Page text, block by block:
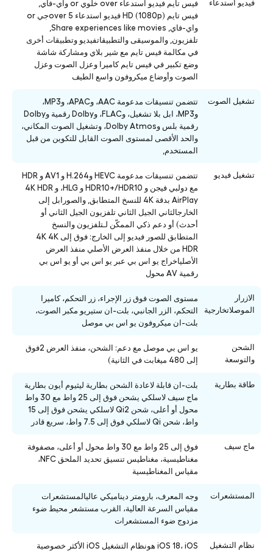
فيديو استدعاء
فيس تايم فيديو استدعاء over خلوي or واي-فاي,
فيس تايم HD (1080p) فيديو استدعاء over 5جي or
تلفزيون, والموسيقى والتطبيقاتفيديو وتطبيقات أخرى
في مكالمة فيس تايم مع شير بلاي ومشاركة شاشة
وضع تكبير في فيس تايم كاميرا وعزل الصوت وعزل
الصوت وأوضاع ميكروفون واسع الطيف
تشغيل الصوت
تتضمن تنسيقات مدعومة AAC، وAPAC، وMP3،
وMP3، ابل بلا تشغيل، وFLAC، وDolby رقمية وDolby
رقمية بلس وDolby Atmos، وتشغيل الصوت المكاني،
والحد الأقصى لمستوى الصوت القابل للتكوين من قبل
المستخدم,
تشغيل فيديو
تتضمن تنسيقات مدعومة HEVC وH.264 و AV1 و HDR
مع دولبي فيجن و HDR10+/HDR10 و HLG، و 4K HDR
AirPlay بدقة 4K للنسخ المتطابق, والصورابل إلى
الخارجالثاني الجيل الثاني تلفزيون الجيل الثاني أو
أحدث) أو دعم ذكي الممكّن لـتلفزيون والنسخ
المتطابق للصور فيديو إلى الخارج: فوق إلى 4K 4K
HDR من خلال منفذ العرض الأصلي منفذ العرض
الأصلياخراج يو اس بي عبر يو اس بي أو يو اس بي
رقمية AV محول
الازرار
الموصلاتخارجية
مستوى الصوت فوق زر الإجراء، زر التحكم، كاميرا
التحكم، الزر الجانبي، بلت-ان ستيريو مكبر الصوت،
بلت-ان ميكروفون يو اس بي موصل
الشحن
والتوسعة
يو اس بي موصل مع دعم: الشحن، منفذ العرض 2فوق
إلى 480 ميغابت في الثانية)
طاقة بطارية
بلت-ان قابلة لاعادة الشحن بطارية ليثيوم أيون بطارية
ماج سيف لاسلكي يشحن فوق إلى 25 واط مع 30 واط
محول أو أعلى، شحن Qi2 لاسلكي يشحن فوق إلى 15
واط، شحن Qi لاسلكي فوق إلى 7.5 واط، سريع قادر
ماج سيف
فوق إلى 25 واط مع 30 واط محول أو أعلى، مصفوفة
مغناطيسية، مغناطيس تنسيق تحديد الملحق NFC،
مقياس المغناطيسية
المستشعرات
وجه المعرف، بارومتر ديناميكي عاليالمستشعرات
مقياس السرعة العالية، القرب مستشعر محيط ضوء
مزدوج ضوء المستشعرات
نظام التشغيل
iOS 18، iOS هونظام التشغيل iOS الأكثر خصوصية